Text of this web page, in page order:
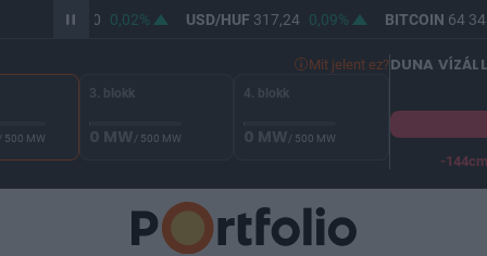
365,50 0,02% USD/HUF317,24 0,09% BITCOIN64
Mit jelent ez?
/ 500 MW
3. blokk
0 MW/ 500 MW
4. blokk
0 MW/ 500 MW
DUNA
-144cm